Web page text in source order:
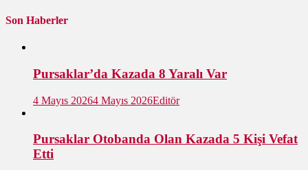
Son Haberler
Pursaklar’da Kazada 8 Yaralı Var
4 Mayıs 20264 Mayıs 2026Editör
Pursaklar Otobanda Olan Kazada 5 Kişi Vefat
Etti